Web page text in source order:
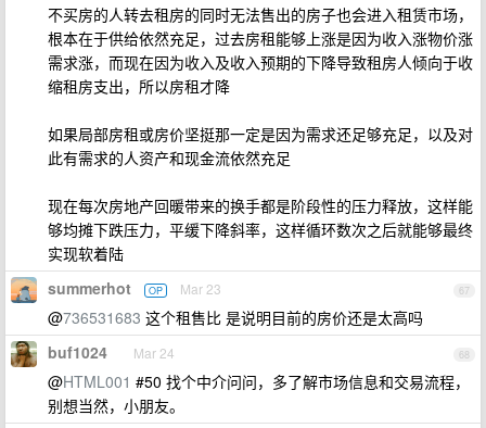
不买房的人转去租房的同时无法售出的房子也会进入租赁市场，
根本在于供给依然充足，过去房租能够上涨是因为收入涨物价涨
需求涨，而现在因为收入及收入预期的下降导致租房人倾向于收
缩租房支出，所以房租才降
如果局部房租或房价坚挺那一定是因为需求还足够充足，以及对
此有需求的人资产和现金流依然充足
现在每次房地产回暖带来的换手都是阶段性的压力释放，这样能
够均摊下跌压力，平缓下降斜率，这样循环数次之后就能够最终
实现软着陆
67
summerhot OP Mar 23
@736531683 这个租售比 是说明目前的房价还是太高吗
68
buf1024 Mar 24
@HTML001 #50 找个中介问问，多了解市场信息和交易流程，
别想当然，小朋友。